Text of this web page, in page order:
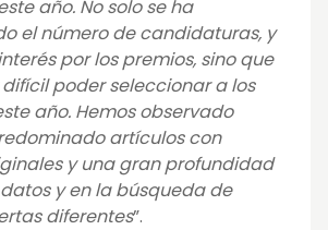
año. No solo se ha
el número de candidaturas, y
por los premios, sino que
poder seleccionar a los
año. Hemos observado
artículos con
y una gran profundidad
y en la búsqueda de
diferentes”.